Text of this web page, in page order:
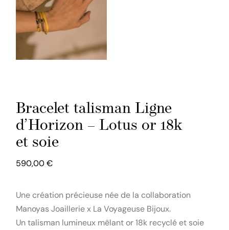
Bracelet talisman Ligne
d’Horizon – Lotus or 18k
et soie
590,00€
Une création précieuse née de la collaboration
Manoyas Joaillerie x La Voyageuse Bijoux.
Un talisman lumineux mêlant or 18k recyclé et soie